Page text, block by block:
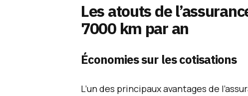
Les atouts de
7000 km par an
Économies sur les cotisations
L’un des principaux avantages de